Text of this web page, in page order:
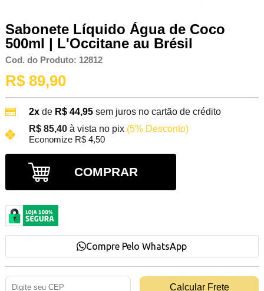
Sabonete Líquido Água de Coco
500ml | L'Occitane au Brésil
Cod. do Produto: 12812
R$ 89,90
2xde R$ 44,95 sem juros no cartão de crédito
R$ 85,40 à vista no pix (5% Desconto)
Economize R$ 4,50
COMPRAR
Compre Pelo WhatsApp